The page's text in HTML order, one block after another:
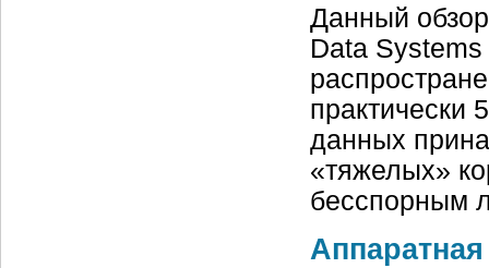
Данный
Data
практически
данных
«тяжелых»
бесспорным